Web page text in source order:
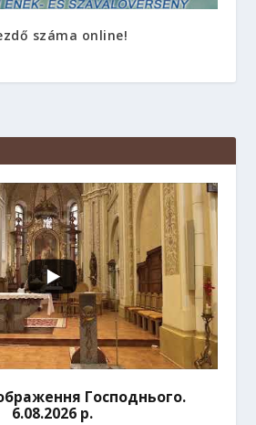
száma online!
Господнього.
6.08.2026 р.